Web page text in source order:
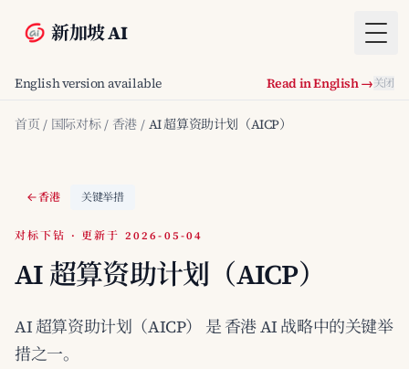
新加坡 AI
English version available Read in English →关闭
首页 / 国际对标 / 香港 / AI 超算资助计划（AICP）
香港 关键举措
对标下钻 · 更新于 2026-05-04
AI 超算资助计划（AICP）
AI 超算资助计划（AICP） 是 香港 AI 战略中的关键举
措之一。